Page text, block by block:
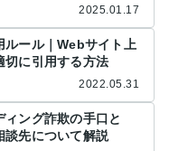
2025.01.17
ルール｜Webサイト上
切に引用する方法
2022.05.31
ィング詐欺の手口と
談先について解説